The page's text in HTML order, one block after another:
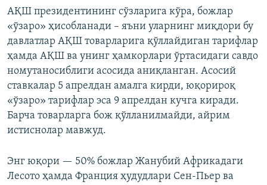
АҚШ президентининг сўзларига кўра, божлар
«ўзаро» ҳисобланади – яъни уларнинг миқдори бу
давлатлар АҚШ товарларига қўллайдиган тарифлар
ҳамда АҚШ ва унинг ҳамкорлари ўртасидаги савдо
номутаносиблиги асосида аниқланган. Асосий
ставкалар 5 апрелдан амалга кирди, юқорироқ
«ўзаро» тарифлар эса 9 апрелдан кучга киради.
Барча товарларга бож қўлланилмайди, айрим
истиснолар мавжуд.
Энг юқори — 50% божлар Жанубий Африкадаги
Лесото ҳамда Франция ҳудудлари Сен-Пьер ва